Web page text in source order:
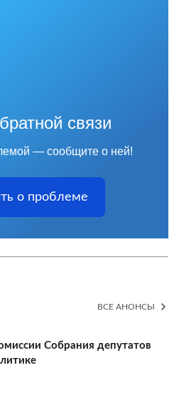
связи
— сообщите о ней!
о проблеме
ВСЕ АНОНСЫ
Собрания депутатов